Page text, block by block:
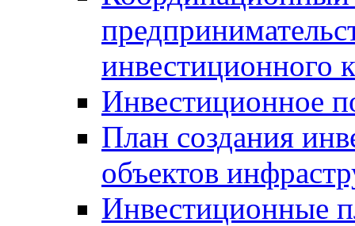
инвестиционного
Инвестиционное
План создания
объектов
Инвестиционные